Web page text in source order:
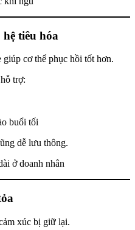
tiêu hóa
cơ thể phục hồi tốt hơn.
trợ:
buổi tối
dễ lưu thông.
xúc bị giữ lại.